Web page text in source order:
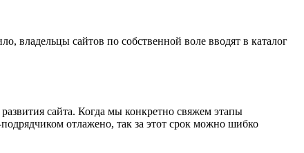
владельцы сайтов по собственной воле вводят в каталог
сайта. Когда мы конкретно свяжем этапы
отлажено, так за этот срок можно шибко